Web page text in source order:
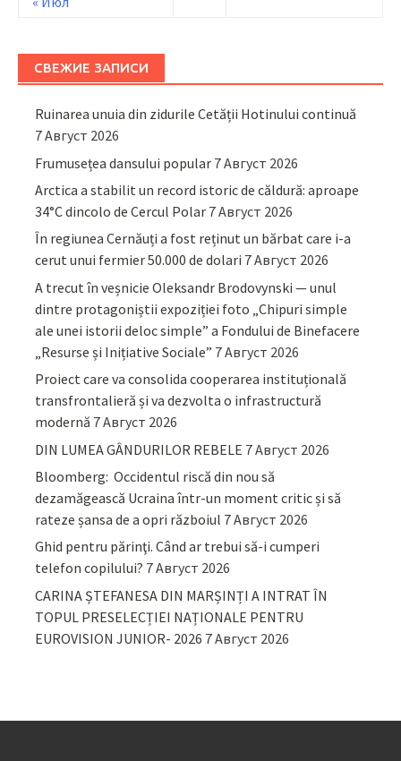
СВЕЖИЕ ЗАПИСИ
Ruinarea unuia din zidurile Cetății Hotinului continuă
7 Август 2026
Frumusețea dansului popular 7 Август 2026
Arctica a stabilit un record istoric de căldură: aproape
34°C dincolo de Cercul Polar 7 Август 2026
În regiunea Cernăuți a fost reținut un bărbat care i-a
cerut unui fermier 50.000 de dolari 7 Август 2026
A trecut în veșnicie Oleksandr Brodovynski — unul
dintre protagoniștii expoziției foto „Chipuri simple
ale unei istorii deloc simple” a Fondului de Binefacere
„Resurse și Inițiative Sociale” 7 Август 2026
Proiect care va consolida cooperarea instituțională
transfrontalieră și va dezvolta o infrastructură
modernă 7 Август 2026
DIN LUMEA GÂNDURILOR REBELE 7 Август 2026
Bloomberg: Occidentul riscă din nou să
dezamăgească Ucraina într-un moment critic și să
rateze șansa de a opri războiul 7 Август 2026
Ghid pentru părinţi. Când ar trebui să-i cumperi
telefon copilului? 7 Август 2026
CARINA ȘTEFANESA DIN MARȘINȚI A INTRAT ÎN
TOPUL PRESELECȚIEI NAȚIONALE PENTRU
EUROVISION JUNIOR- 2026 7 Август 2026